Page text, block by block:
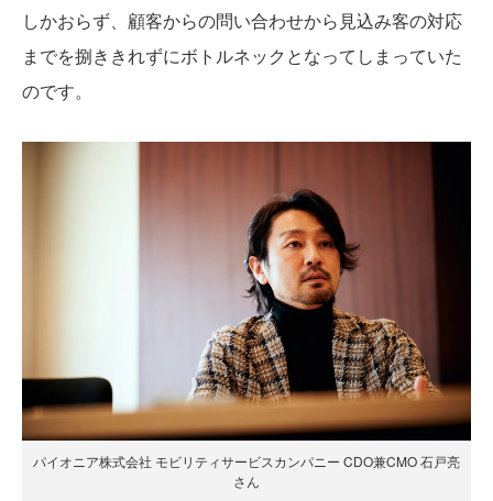
しかおらず、顧客からの問い合わせから見込み客の対応
までを捌ききれずにボトルネックとなってしまっていた
のです。
パイオニア株式会社 モビリティサービスカンパニー CDO兼CMO 石戸亮
さん